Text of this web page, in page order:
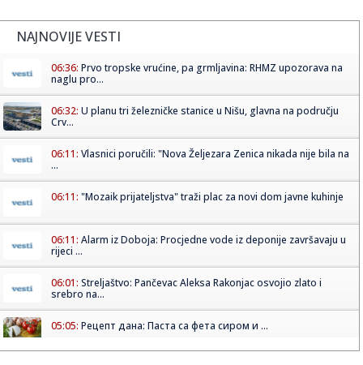
NAJNOVIJE VESTI
06:36: Prvo tropske vrućine, pa grmljavina: RHMZ upozorava na
naglu pro...
06:32: U planu tri železničke stanice u Nišu, glavna na području
Crv...
06:11: Vlasnici poručili: "Nova Željezara Zenica nikada nije bila na
...
06:11: "Mozaik prijateljstva" traži plac za novi dom javne kuhinje
06:11: Alarm iz Doboja: Procjedne vode iz deponije završavaju u
rijeci ...
06:01: Streljaštvo: Pančevac Aleksa Rakonjac osvojio zlato i
srebro na...
05:05: Рецепт дана: Паста са фета сиром и ...